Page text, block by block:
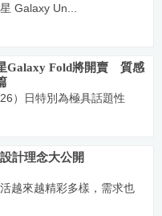
Galaxy Un...
Galaxy Fold將開賣 質感
）日特別為極具話題性
計理念大公開
越來越精彩多樣，需求也